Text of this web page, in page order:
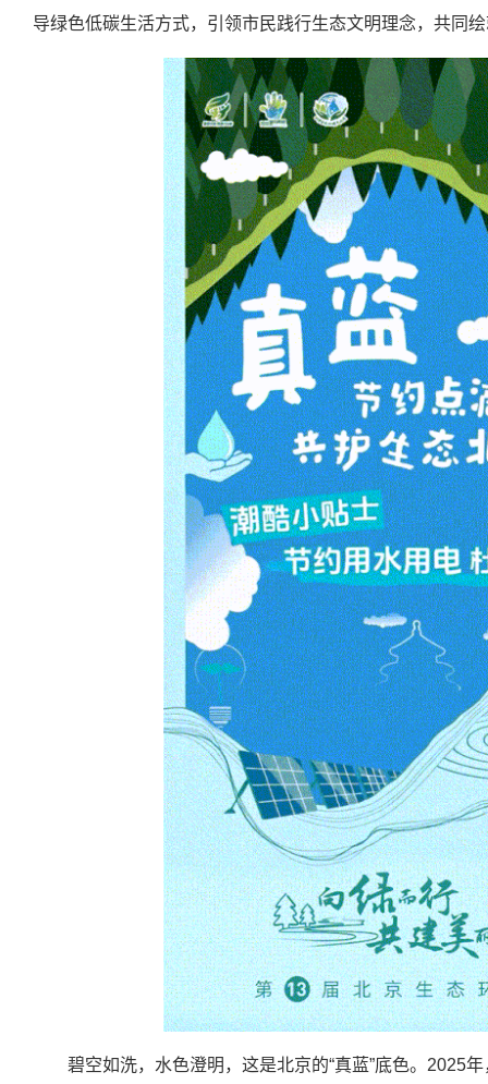
导绿色低碳生活方式，引领市民践行生态文明理念，共同
碧空如洗，水色澄明，这是北京的“真蓝”底色。2025